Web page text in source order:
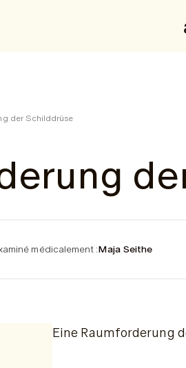
der Schilddrüse
médicalement :Maja Seithe
Eine Raumforderung